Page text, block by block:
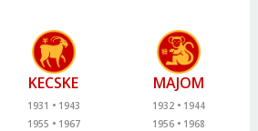
KECSKE
1931
1943
1955
1967
MAJOM
1932
1944
1956
1968